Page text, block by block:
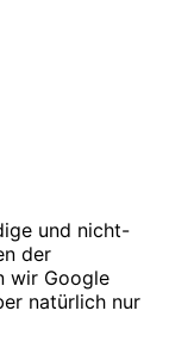
und nicht-
der
wir Google
natürlich nur